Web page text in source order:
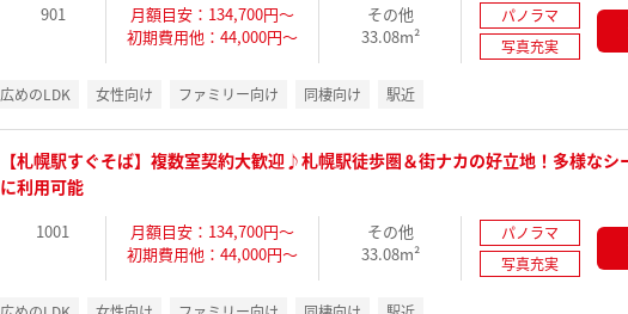
901
月額目安：134,700円～
初期費用他：44,000円～
その他
33.08m²
パノラマ
写真充実
広めのLDK 女性向け ファミリー向け 同棲向け 駅近
【札幌駅すぐそば】複数室契約大歓迎♪札幌駅徒歩圏＆街ナカの好立地！多様なシ
に利用可能
1001
月額目安：134,700円～
初期費用他：44,000円～
その他
33.08m²
パノラマ
写真充実